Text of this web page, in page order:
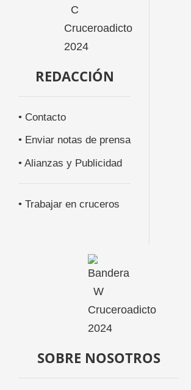
REDACCIÓN
• Contacto
• Enviar notas de prensa
• Alianzas y Publicidad
• Trabajar en cruceros
SOBRE NOSOTROS